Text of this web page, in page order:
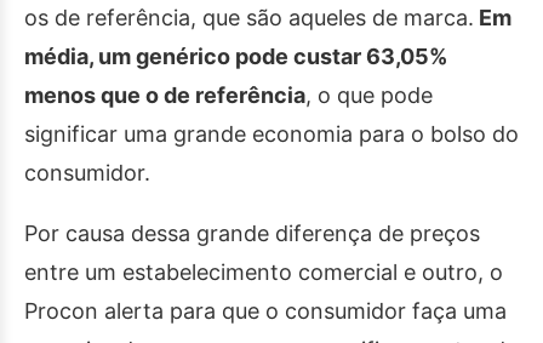
os de referência, que são aqueles de marca. Em
média, um genérico pode custar 63,05%
menos que o de referência, o que pode
significar uma grande economia para o bolso do
consumidor.
Por causa dessa grande diferença de preços
entre um estabelecimento comercial e outro, o
Procon alerta para que o consumidor faça uma